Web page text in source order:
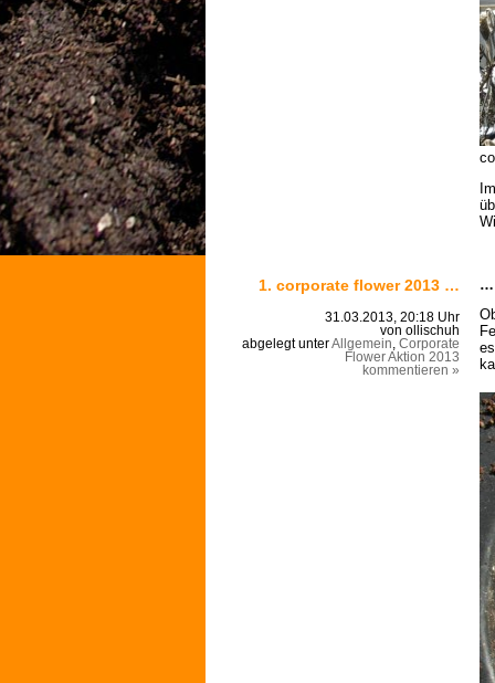
1. corporate flower 2013 …
31.03.2013, 20:18 Uhr
von ollischuh
abgelegt unterAllgemein Corporate
Flower Aktion 2013
kommentieren »
…